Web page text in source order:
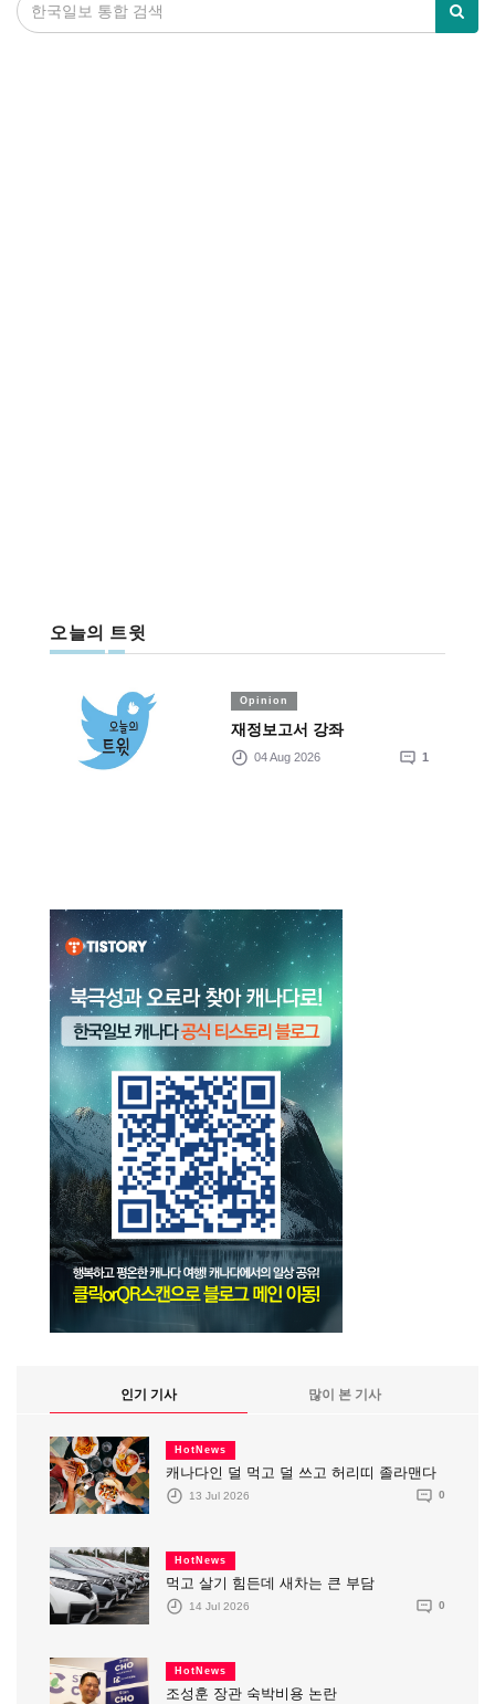
오늘의 트윗
Opinion
재정보고서 강좌
04 Aug 2026 1
인기 기사 많이 본 기사
HotNews
캐나다인 덜 먹고 덜 쓰고 허리띠 졸라맨다
13 Jul 2026 0
HotNews
먹고 살기 힘든데 새차는 큰 부담
14 Jul 2026 0
HotNews
조성훈 장관 숙박비용 논란